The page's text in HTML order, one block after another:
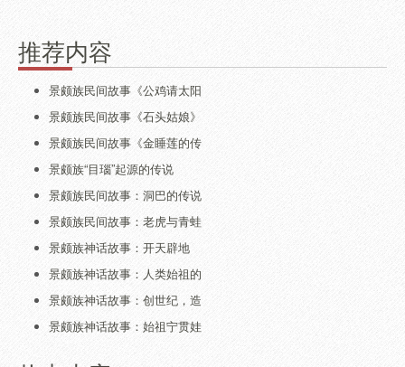
推荐内容
景颇族民间故事《公鸡请太阳
景颇族民间故事《石头姑娘》
景颇族民间故事《金睡莲的传
景颇族“目瑙”起源的传说
景颇族民间故事：洞巴的传说
景颇族民间故事：老虎与青蛙
景颇族神话故事：开天辟地
景颇族神话故事：人类始祖的
景颇族神话故事：创世纪，造
景颇族神话故事：始祖宁贯娃